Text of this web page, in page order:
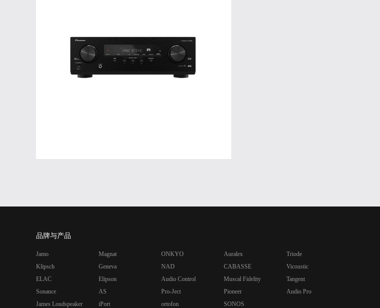
品牌与产品
Jamo
Klipsch
ELAC
Sonance
James Loudspeaker
Magnat
Geneva
Elipson
AS
iPort
ONKYO
NAD
Audio Control
Pro-Ject
ortofon
Auralex
CABASSE
Muscal Fidelity
Pioneer
SONOS
Triode
Vicoustic
Tangent
Audio Pro